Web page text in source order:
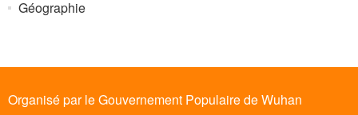
Géographie
Organisé par le Gouvernement Populaire de Wuhan